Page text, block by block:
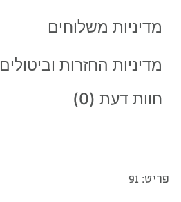
מדיניות משלוחים
מדיניות החזרות וביטולים
חוות דעת (0)
פריט: 91